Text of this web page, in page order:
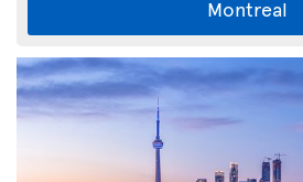
Montreal